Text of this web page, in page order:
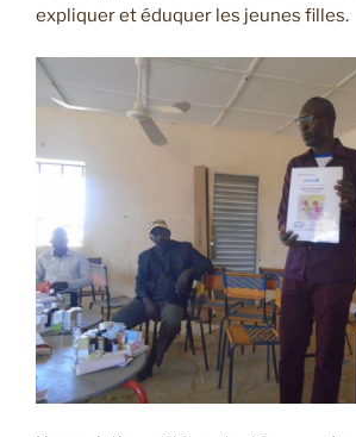
expliquer et éduquer les jeunes filles.